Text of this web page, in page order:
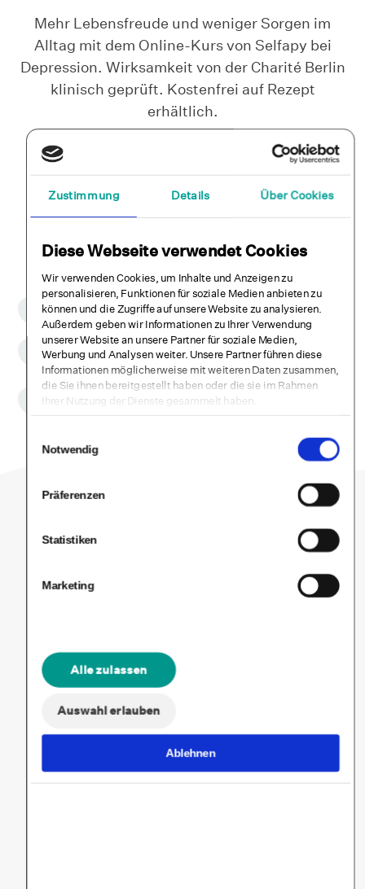
Zustimmung Details Über Cookies
Diese Webseite verwendet Cookies
Wir verwenden Cookies, um Inhalte und Anzeigen zu
personalisieren, Funktionen für soziale Medien anbieten zu
können und die Zugriffe auf unsere Website zu analysieren.
Außerdem geben wir Informationen zu Ihrer Verwendung
unserer Website an unsere Partner für soziale Medien,
Werbung und Analysen weiter. Unsere Partner führen diese
Informationen möglicherweise mit weiteren Daten zusammen,
die Sie ihnen bereitgestellt haben oder die sie im Rahmen
Ihrer Nutzung der Dienste gesammelt haben.
Notwendig
Präferenzen
Statistiken
Marketing
Alle zulassen
Auswahl erlauben
Ablehnen
Mehr Lebensfreude und weniger Sorgen im
Alltag mit dem Online-Kurs von Selfapy bei
Depression. Wirksamkeit von der Charité Berlin
klinisch geprüft. Kostenfrei auf Rezept
erhältlich.
Jetzt Code einlösen
CE-Zulassung
Selfapy ist ein CE-zugelassenes Medizinprodukt der Klasse 1.
Wissenschaftlich fundiert
Wir führen klinische Wirksamkeitsstudien zu all unseren
Kursen durch.
Datensicherheit & DSGVO
Daten werden DSGVO konform vertraulich behandelt und
unsere Systeme sind ISO 27001 zertifiziert.
Starte deinen Weg zu
mehr Lebensfreude